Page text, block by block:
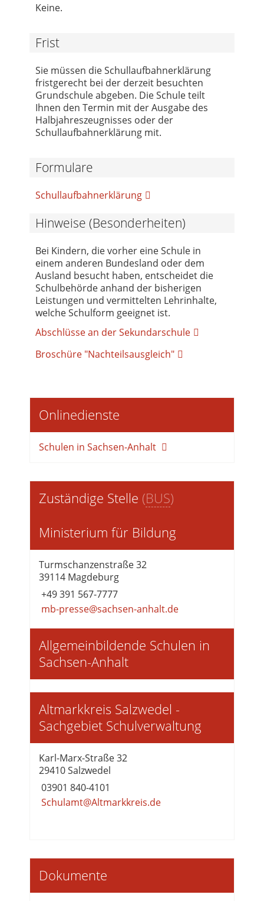
Keine.
Frist
Sie müssen die Schullaufbahnerklärung
fristgerecht bei der derzeit besuchten
Grundschule abgeben. Die Schule teilt
Ihnen den Termin mit der Ausgabe des
Halbjahreszeugnisses oder der
Schullaufbahnerklärung mit.
Formulare
Schullaufbahnerklärung
Hinweise (Besonderheiten)
Bei Kindern, die vorher eine Schule in
einem anderen Bundesland oder dem
Ausland besucht haben, entscheidet die
Schulbehörde anhand der bisherigen
Leistungen und vermittelten Lehrinhalte,
welche Schulform geeignet ist.
Abschlüsse an der Sekundarschule
Broschüre "Nachteilsausgleich"
Onlinedienste
Schulen in Sachsen-Anhalt
Zuständige Stelle (BUS)
Ministerium für Bildung
Turmschanzenstraße 32
39114 Magdeburg
+49 391 567-7777
mb-presse@sachsen-anhalt.de
Allgemeinbildende Schulen in
Sachsen-Anhalt
Altmarkkreis Salzwedel -
Sachgebiet Schulverwaltung
Karl-Marx-Straße 32
29410 Salzwedel
03901 840-4101
Schulamt@Altmarkkreis.de
Dokumente